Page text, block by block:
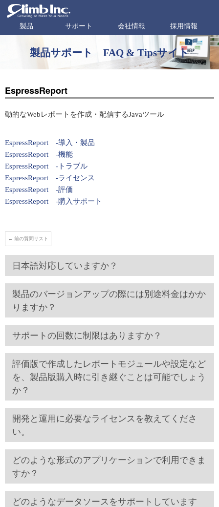
製品 サポート 会社情報 採用情報
製品サポート FAQ & Tipsサイト
EspressReport
動的なWebレポートを作成・配信するJavaツール
EspressReport -導入・製品
EspressReport -機能
EspressReport -トラブル
EspressReport -ライセンス
EspressReport -評価
EspressReport -購入サポート
← 前の質問リスト
日本語対応していますか？
製品のバージョンアップの際には別途料金はかか
りますか？
サポートの回数に制限はありますか？
評価版で作成したレポートモジュールや設定など
を、製品版購入時に引き継ぐことは可能でしょう
か？
開発と運用に必要なライセンスを教えてくださ
い。
どのような形式のアプリケーションで利用できま
すか？
どのようなデータソースをサポートしています